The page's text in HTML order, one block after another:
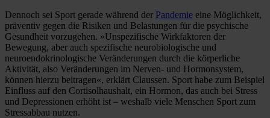
Dennoch sei Sport gerade während der Pandemie eine Möglichkeit,
präventiv gegen die Risiken und Belastungen für die psychische
Gesundheit vorzugehen. »Unspezifische Wirkfaktoren der
Bewegung, aber auch spezifische neurobiologische und
neuroendokrinologische Veränderungen durch die körperliche
Aktivität, also Veränderungen im Nerven- und Hormonsystem,
können hierzu beitragen«, erklärt Claussen. Sport habe zum Beispiel
Einfluss auf den Cortisolhaushalt, ein Hormon, das auch bei Stress
und Depressionen erhöht ist – weshalb viele Menschen Sport zum
Stressabbau nutzen.